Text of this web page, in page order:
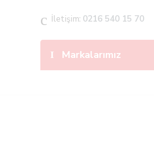
İletişim: 0216 540 15 70
Markalarımız